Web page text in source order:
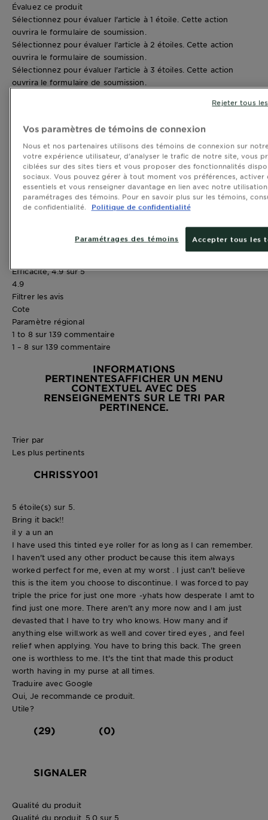
Évaluez ce produit
Sélectionnez pour évaluer l'article à 1 étoile. Cette action
ouvrira le formulaire de soumission.
Sélectionnez pour évaluer l'article à 2 étoiles. Cette action
ouvrira le formulaire de soumission.
Sélectionnez pour évaluer l'article à 3 étoiles. Cette action
ouvrira le formulaire de soumission.
ouvrira le formulaire de soumission.
Pour ajouter un avis, vous devrez fournir une adresse courriel
valide à des fins de vérification.
Notes moyennes des clients
Qualité du produit
Qualité du produit, 4.8 sur 5
4.8
Efficacité, 4.9 sur 5
4.9
Filtrer les avis
Cote
Paramètre régional
1 to 8 sur 139 commentaire
1 – 8 sur 139 commentaire
INFORMATIONS
PERTINENTESAFFICHER UN MENU
CONTEXTUEL AVEC DES
RENSEIGNEMENTS SUR LE TRI PAR
PERTINENCE.
Trier par
Les plus pertinents
CHRISSY001
5 étoile(s) sur 5.
Bring it back!!
il y a un an
I have used this tinted eye roller for as long as I can remember.
I haven't used any other product because this item always
worked perfect for me, even at my worst . I just can't believe
this is the item you choose to discontinue. I was forced to pay
triple the price for just one more -yhats how desperate I amt to
find just one more. There aren't any more now and I am just
devasted that I have to try who knows. How many and if
anything else will.work as well and cover tired eyes , and feel
relief when applying. You have to bring this back. The green
one is worthless to me. It's the tint that made this product
worth having in my purse at all times.
Traduire avec Google
Oui, Je recommande ce produit.
Utile?
(29) (0)
SIGNALER
Qualité du produit
Qualité du produit, 5.0 sur 5
Vos paramètres de témoins de connexion
Nous et nos partenaires utilisons des témoins de connexion sur
votre expérience utilisateur, d’analyser le trafic de notre site, vous
ciblées sur des sites tiers et vous proposer des fonctionnalités
sociaux. Vous pouvez gérer à tout moment vos préférences, activer
essentiels et vous renseigner davantage en lien avec notre
paramétrages des témoins. Pour en savoir plus sur les témoins,
de confidentialité.
Politique de confidentialité
Accepter tous les
Paramétrages des témoins
Rejeter tous